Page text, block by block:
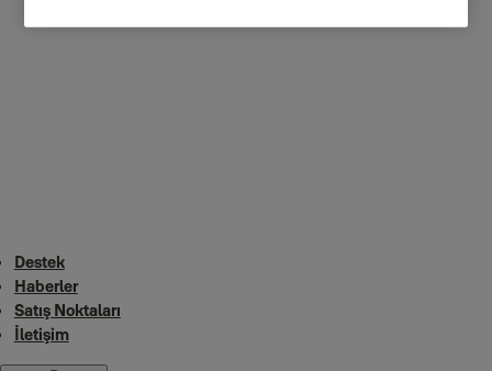
Destek
Haberler
Satış Noktaları
İletişim